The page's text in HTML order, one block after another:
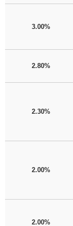
3.00%
2.80%
2.30%
2.00%
2.00%